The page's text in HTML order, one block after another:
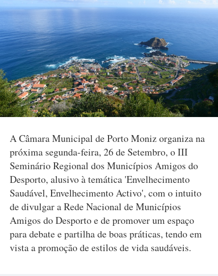
A Câmara Municipal de Porto Moniz organiza na
próxima segunda-feira, 26 de Setembro, o III
Seminário Regional dos Municípios Amigos do
Desporto, alusivo à temática 'Envelhecimento
Saudável, Envelhecimento Activo', com o intuito
de divulgar a Rede Nacional de Municípios
Amigos do Desporto e de promover um espaço
para debate e partilha de boas práticas, tendo em
vista a promoção de estilos de vida saudáveis.